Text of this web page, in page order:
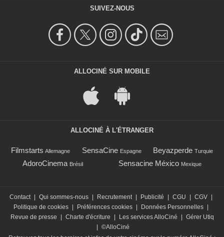
SUIVEZ-NOUS
ALLOCINÉ SUR MOBILE
ALLOCINÉ À L'ÉTRANGER
Filmstarts Allemagne SensaCine Espagne Beyazperde Turquie
AdoroCinema Brésil Sensacine México Mexique
Contact | Qui sommes-nous | Recrutement | Publicité | CGU | CGV |
Politique de cookies | Préférences cookies | Données Personnelles |
Revue de presse
| Charte d'écriture | Les services AlloCiné | Gérer Utiq
| ©AlloCiné